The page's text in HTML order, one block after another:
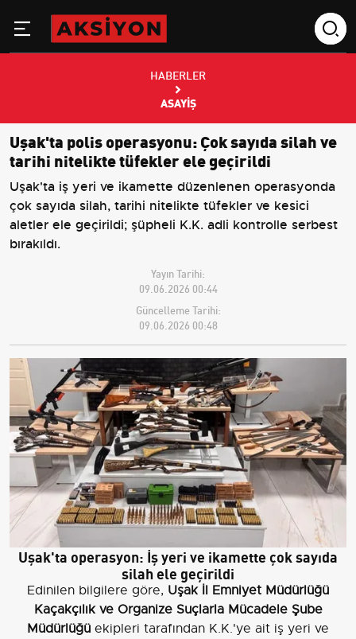
HABERLER
ASAYIŞ
Uşak'ta polis operasyonu: Çok sayıda silah ve
tarihi nitelikte tüfekler ele geçirildi
Uşak'ta iş yeri ve ikamette düzenlenen operasyonda
çok sayıda silah, tarihi nitelikte tüfekler ve kesici
aletler ele geçirildi; şüpheli K.K. adli kontrolle serbest
bırakıldı.
Yayın Tarihi:
09.06.2026 00:44
Güncelleme Tarihi:
09.06.2026 00:48
Uşak'ta operasyon: İş yeri ve ikamette çok sayıda
silah ele geçirildi
Edinilen bilgilere göre, Uşak İl Emniyet Müdürlüğü
Kaçakçılık ve Organize Suçlarla Mücadele Şube
Müdürlüğü ekipleri tarafından K.K.'ye ait iş yeri ve